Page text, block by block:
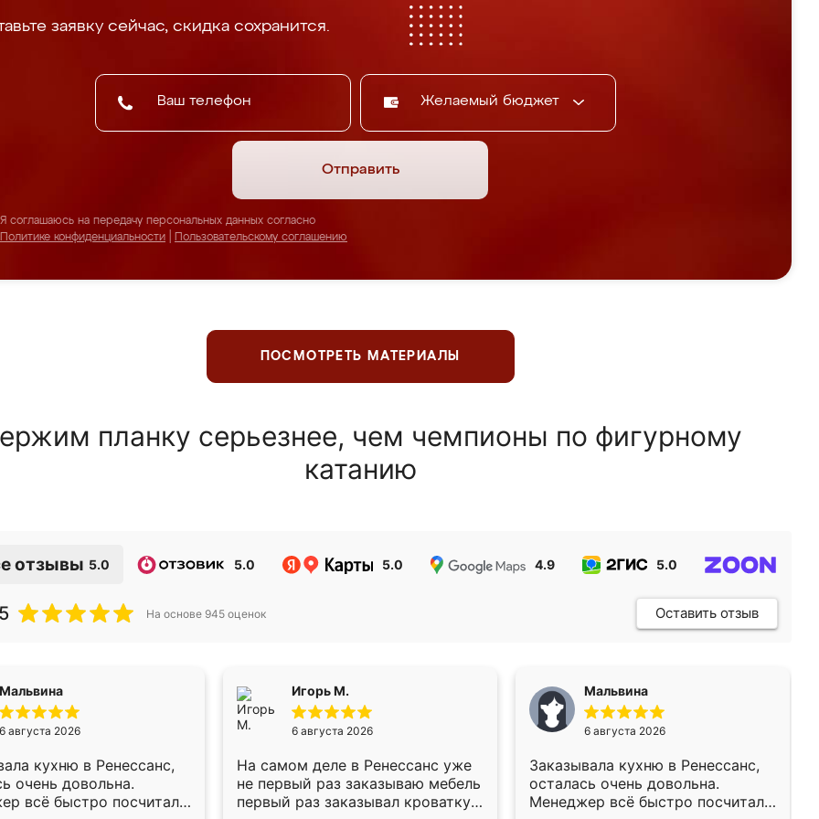
заявку сейчас, скидка сохранится.
Желаемый бюджет
Отправить
Я соглашаюсь на передачу персональных данных согласно
Политике конфиденциальности
Пользовательскому соглашению
ПОСМОТРЕТЬ МАТЕРИАЛЫ
планку серьезнее, чем чемпионы по фигурному
катанию
отзывы 5.0 5.0 5.0 4.9 5.0
На основе 945 оценок Оставить отзыв
Мальвина
6 августа 2026
кухню в Ренессанс,
очень довольна.
всё быстро посчитала,
Игорь М.
6 августа 2026
На самом деле в Ренессанс уже
не первый раз заказываю мебель
первый раз заказывал кроватку
Мальвина
6 августа 2026
Заказывала кухню в Ренессанс,
осталась очень довольна.
Менеджер всё быстро посчитала,